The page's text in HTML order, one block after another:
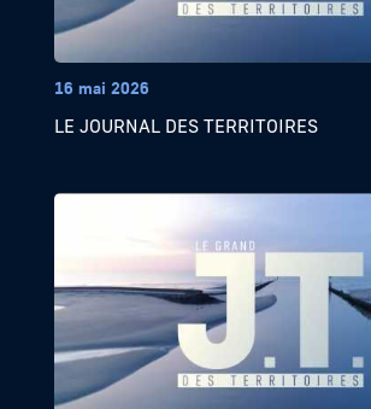
16 mai 2026
LE JOURNAL DES TERRITOIRES